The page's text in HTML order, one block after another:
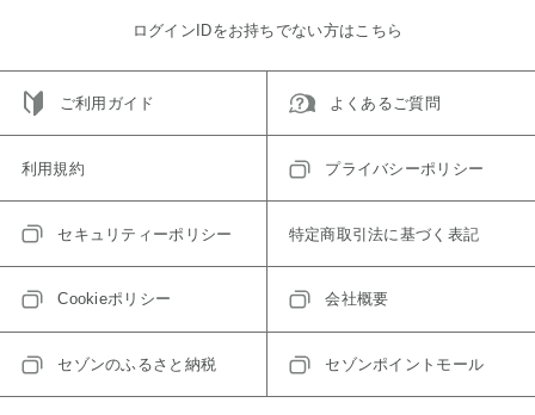
ログインIDをお持ちでない方はこちら
ご利用ガイド よくあるご質問
利用規約 プライバシーポリシー
セキュリティーポリシー 特定商取引法に基づく表記
Cookieポリシー 会社概要
セゾンのふるさと納税 セゾンポイントモール